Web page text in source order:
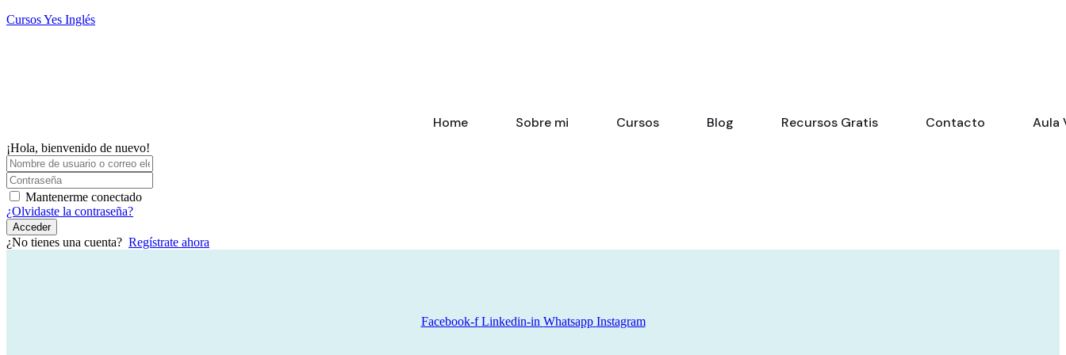
Saltar
Cursos Yes Inglés
Home Sobre mi Cursos Blog Recursos Gratis Contacto Aula
¡Hola, bienvenido de nuevo!
Mantenerme conectado
¿Olvidaste la contraseña?
Acceder
¿No tienes una cuenta? Regístrate ahora
Facebook-f Linkedin-in Whatsapp Instagram